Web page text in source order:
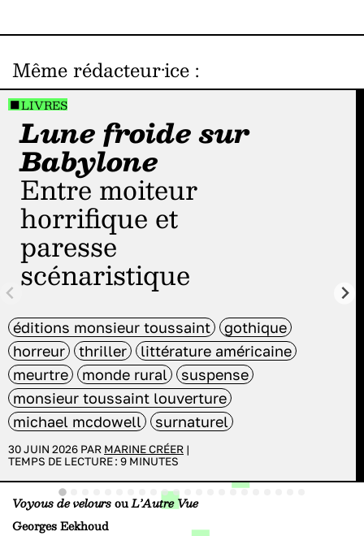
Même rédacteur·ice :
LIVRES
Lune froide sur
Babylone
Entre moiteur
horrifique et
paresse
scénaristique
éditions monsieur toussaint
gothique
horreur
thriller
littérature américaine
meurtre
monde rural
suspense
monsieur toussaint louverture
michael mcdowell
surnaturel
30 JUIN 2026 PAR MARINE CRÉER |
TEMPS DE LECTURE : 9 MINUTES
Voyous de veloursouL’Autre Vue
Georges Eekhoud